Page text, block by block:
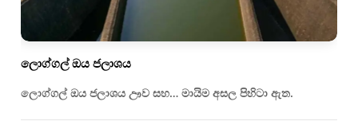
ලොග්ගල් ඔය ජලාශය
ලොග්ගල් ඔය ජලාශය ඌව සහ… මායිම අසල පිහිටා ඇත.